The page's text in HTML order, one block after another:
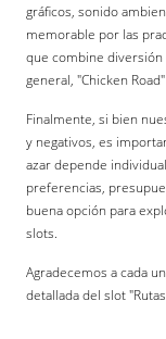
gráficos, sonido
memorable por las
que combine diversión
general, "Chicken
Finalmente, si bien
y negativos, es
azar depende
preferencias,
buena opción para
slots.
Agradecemos a cada
detallada del slot